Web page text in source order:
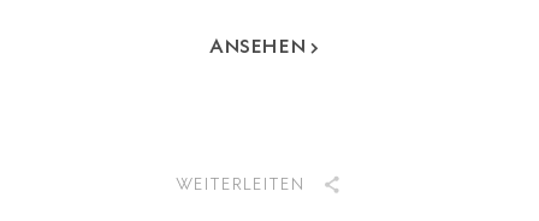
ANSEHEN
WEITERLEITEN